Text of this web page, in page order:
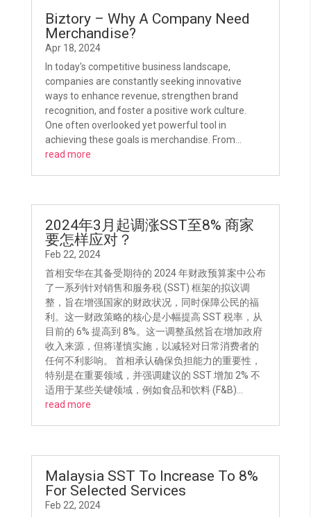
Biztory – Why A Company Need
Merchandise?
Apr 18, 2024
In today's competitive business landscape,
companies are constantly seeking innovative
ways to enhance revenue, strengthen brand
recognition, and foster a positive work culture.
One often overlooked yet powerful tool in
achieving these goals is merchandise. From...
read more
2024年3月起调涨SST至8% 商家
要怎样应对？
Feb 22, 2024
首相安华在其备受期待的 2024 年财政预算案中公布
了一系列针对销售和服务税 (SST) 框架的拟议调
整，旨在增强国家的财政状况，同时保障公民的福
利。这一财政策略的核心是小幅提高 SST 税率，从
目前的 6% 提高到 8%。这一调整虽然旨在增加政府
收入来源，但将谨慎实施，以减轻对日常消费者的
任何不利影响。 首相承认确保负担能力的重要性，
特别是在重要领域，并强调建议的 SST 增加 2% 不
适用于某些关键领域，例如食品和饮料 (F&B)...
read more
Malaysia SST To Increase To 8%
For Selected Services
Feb 22, 2024